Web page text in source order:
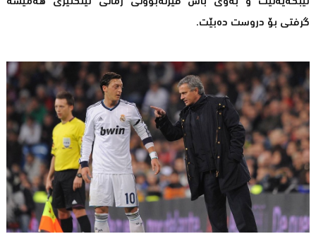
گرفتی بۆ دروست دەبێت.